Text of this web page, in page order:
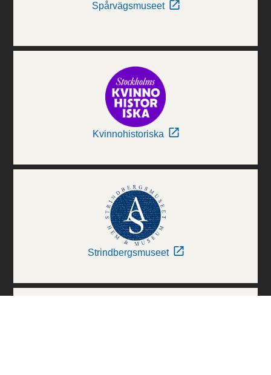
Spårvägsmuseet
Kvinnohistoriska
Strindbergsmuseet